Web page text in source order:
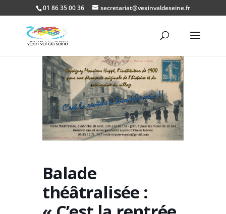
01 86 35 00 36 secretariat@vexinvaldeseine.fr
Balade
théâtralisée :